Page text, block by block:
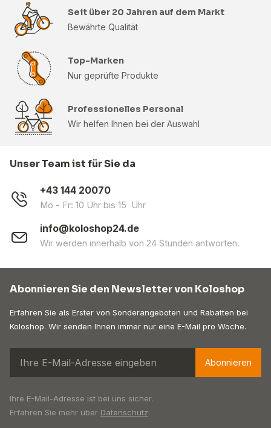
Seit über 20 Jahren auf dem Markt
Bewährte Qualität
Top-Marken
Nur geprüfte Produkte
Professionelles Personal
Wir helfen Ihnen bei der Auswahl
Unser Team ist für Sie da
+43 144 20070
Mo - Fr: 10 Uhr bis 15 Uhr
info@koloshop24.de
Wir werden innerhalb von 24 Stunden antworten.
Abonnieren Sie den Newsletter von Koloshop
Erfahren Sie als Erster von Sonderangeboten und Rabatten bei
Koloshop. Wir senden Ihnen immer nur eine E-Mail pro Woche.
Abonnieren
Ihre E-Mail-Adresse ist bei uns sicher.
Erfahren Sie mehr über Datenschutz.